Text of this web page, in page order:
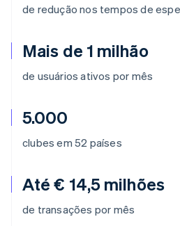
de redução nos tempos de
Mais de 1 milhão
de usuários ativos por mês
5.000
clubes em 52 países
Até € 14,5 milhões
de transações por mês